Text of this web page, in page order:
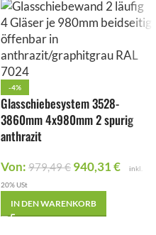
-4%
Glasschiebesystem 3528-
3860mm 4x980mm 2 spurig
anthrazit
Von: 979,49€ 940,31€ inkl.
20% USt
IN DEN WARENKORB